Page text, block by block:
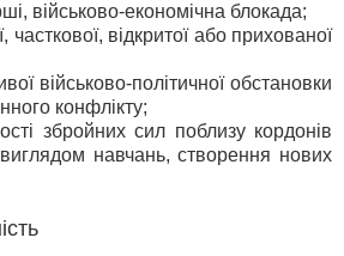
військово-економічна блокада;
відкритої або прихованої
військово-політичної обстановки
конфлікту;
збройних сил поблизу кордонів
навчань, створення нових